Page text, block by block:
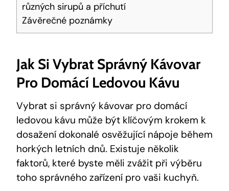
různých sirupů a příchutí
Závěrečné poznámky
Jak Si Vybrat Správný Kávovar
Pro Domácí Ledovou Kávu
Vybrat si správný kávovar pro domácí
ledovou kávu může být klíčovým krokem k
dosažení dokonalé osvěžující nápoje během
horkých letních dnů. Existuje několik
faktorů, které byste měli zvážit při výběru
toho správného zařízení pro vaši kuchyň.